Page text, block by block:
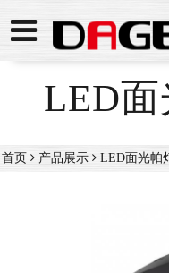
LED面
首页 产品展示 LED面光帕